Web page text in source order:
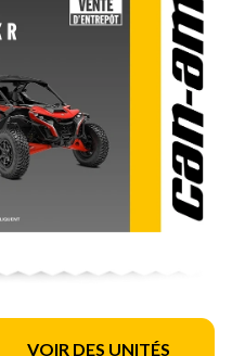
VOIR DES UNITÉS